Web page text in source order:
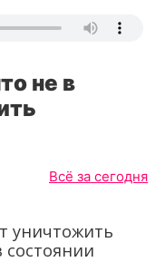
не в
Всё за сегодня
уничтожить